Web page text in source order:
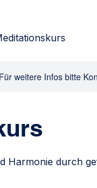
weitere Infos bitte
Harmonie durch